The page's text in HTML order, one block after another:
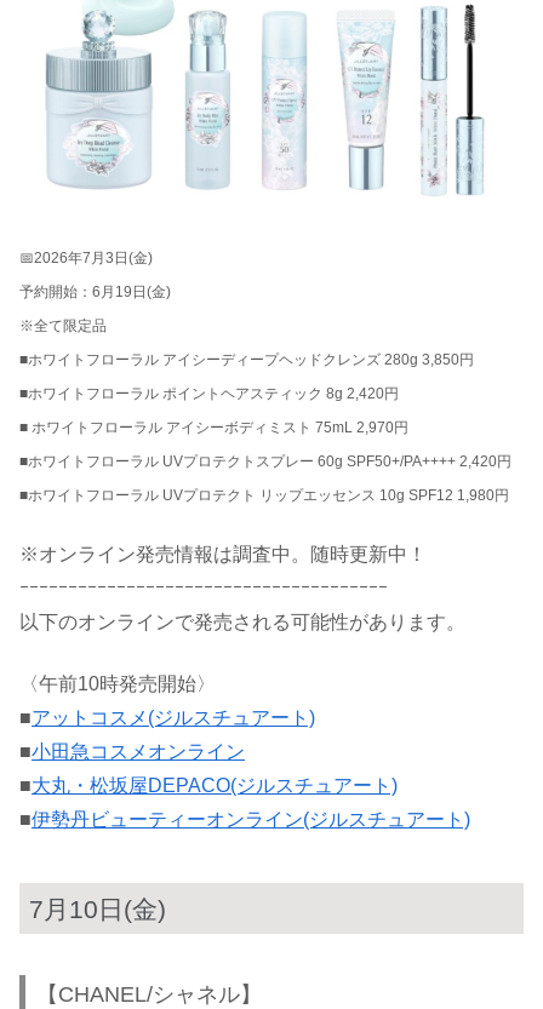
📅2026年7月3日(金)
予約開始：6月19日(金)
※全て限定品
■ホワイトフローラル アイシーディープヘッドクレンズ 280g 3,850円
■ホワイトフローラル ポイントヘアスティック 8g 2,420円
■ ホワイトフローラル アイシーボディミスト 75mL 2,970円
■ホワイトフローラル UVプロテクトスプレー 60g SPF50+/PA++++ 2,420円
■ホワイトフローラル UVプロテクト リップエッセンス 10g SPF12 1,980円
※オンライン発売情報は調査中。随時更新中！
ｰｰｰｰｰｰｰｰｰｰｰｰｰｰｰｰｰｰｰｰｰｰｰｰｰｰｰｰｰｰｰｰｰｰｰｰｰｰ
以下のオンラインで発売される可能性があります。
〈午前10時発売開始〉
■アットコスメ(ジルスチュアート)
■小田急コスメオンライン
■大丸・松坂屋DEPACO(ジルスチュアート)
■伊勢丹ビューティーオンライン(ジルスチュアート)
7月10日(金)
【CHANEL/シャネル】